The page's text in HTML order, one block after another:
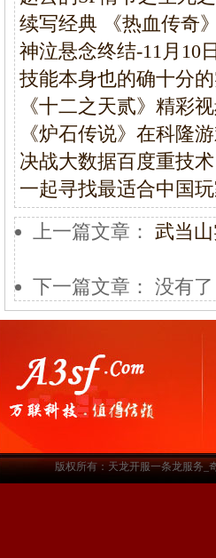
续写经典 《热血传奇
神泣悬念终结-11月10
技能本身也的确十分的
《十二之天贰》精彩
《炉石传说》在科隆
决战大数据百度重技
一起寻找最适合中国
上一篇文章： 武当
下一篇文章： 没有了
版权所有：天龙开服一条龙服务_